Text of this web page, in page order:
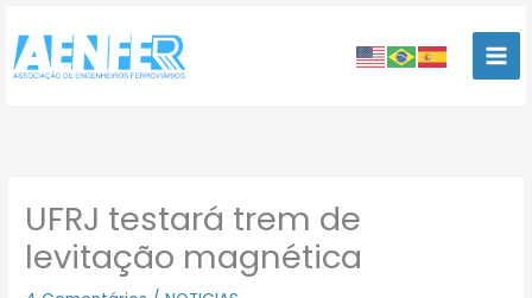
para
conteúdo
UFRJ testará trem de
levitação magnética